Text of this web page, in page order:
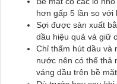
hơn gấp 5 lần so với
Sợi được sản xuất
dầu hiệu quả và giữ
Chỉ thấm hút dầu và
nước nên có thể thả
váng dầu trên bề